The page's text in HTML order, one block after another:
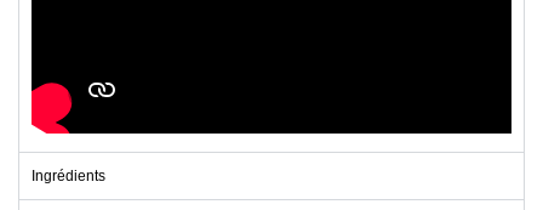
Ingrédients